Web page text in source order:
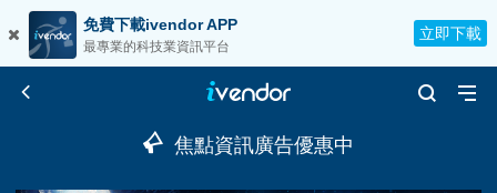
免費下載ivendor APP
最專業的科技業資訊平台
立即下載
焦點資訊廣告優惠中